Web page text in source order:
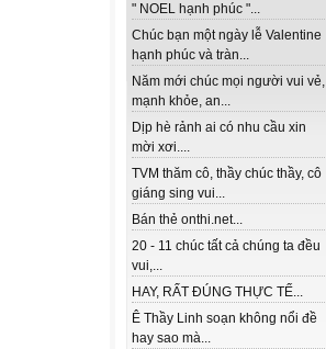
" NOEL hạnh phúc "...
Chúc bạn một ngày lễ Valentine
hạnh phúc và tràn...
Năm mới chúc mọi người vui vẻ,
mạnh khỏe, an...
Dịp hè rảnh ai có nhu cầu xin
mời xơi....
TVM thăm cô, thầy chúc thầy, cô
giáng sing vui...
Bán thẻ onthi.net...
20 - 11 chúc tất cả chúng ta đều
vui,...
HAY, RẤT ĐÚNG THỰC TẾ...
Ê Thầy Linh soạn không nổi đề
hay sao mà...